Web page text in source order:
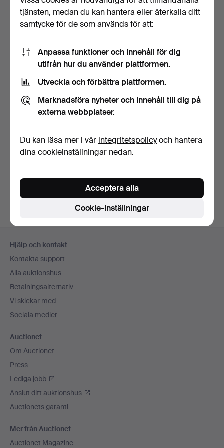
objektiv samt tillbeh…
Summicron - R 90m…
Du kan också söka ivårt arkiv med avslutade auktioner
Hjälp och kontakt
Kontakta support
Alla auktionshus
Betalningsalternativ
Vi skickar med
Sociala medier
Auctionet
Om Auctionet
Press
Lediga jobb
Anslut ditt auktionshus
Auctionets garanti
Mer från Auctionet
Auctionet Magazine
tjänsten, medan du kan hantera eller återkalla ditt
samtycke för de som används för att:
Anpassa funktioner och innehåll för dig
utifrån hur du använder plattformen.
Utveckla och förbättra plattformen.
Marknadsföra nyheter och innehåll till dig på
externa webbplatser.
Du kan läsa mer i vår integritetspolicyoch hantera
dina cookieinställningar nedan.
Cookie-inställningar
Acceptera alla